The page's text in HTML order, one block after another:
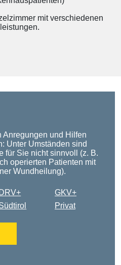
mit verschiedenen
Anregungen und Hilfen
Unter Umständen sind
für Sie nicht sinnvoll (z. B.
operierten Patienten mit
Wundheilung).
DRV+
GKV+
Privat